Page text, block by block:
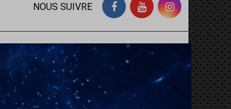
NOUS SUIVRE